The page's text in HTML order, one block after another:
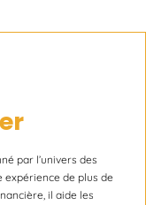
par l’univers des
expérience de plus de
il aide les